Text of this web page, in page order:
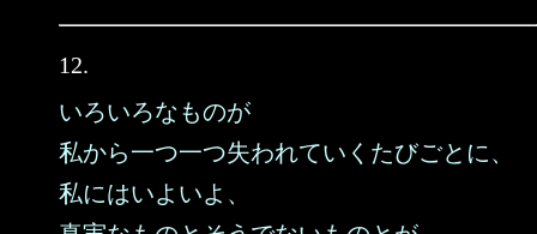
12.
いろいろなものが
私から一つ一つ失われていくたびごとに、
私にはいよいよ、